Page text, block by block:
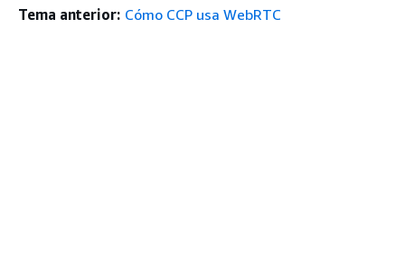
Tema anterior: Cómo CCP usa WebRTC